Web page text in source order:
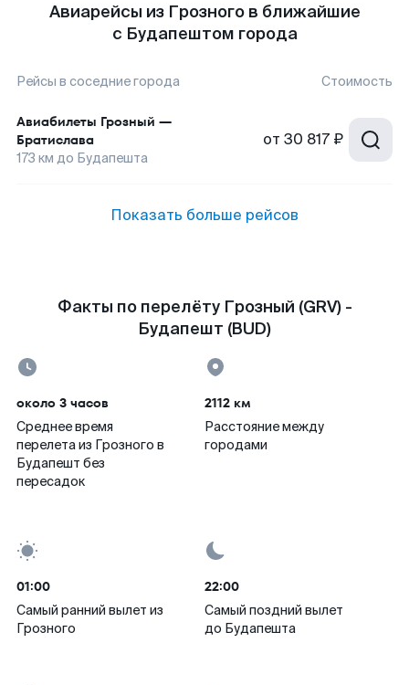
Авиарейсы из Грозного в ближайшие
с Будапештом города
Рейсы в соседние города Стоимость
Авиабилеты Грозный —
Братислава
173 км до Будапешта
от 30 817 ₽
Показать больше рейсов
Факты по перелёту Грозный (GRV) -
Будапешт (BUD)
около 3 часов
Среднее время
перелета из Грозного в
Будапешт без
пересадок
2112 км
Расстояние между
городами
01:00
Самый ранний вылет из
Грозного
22:00
Самый поздний вылет
до Будапешта